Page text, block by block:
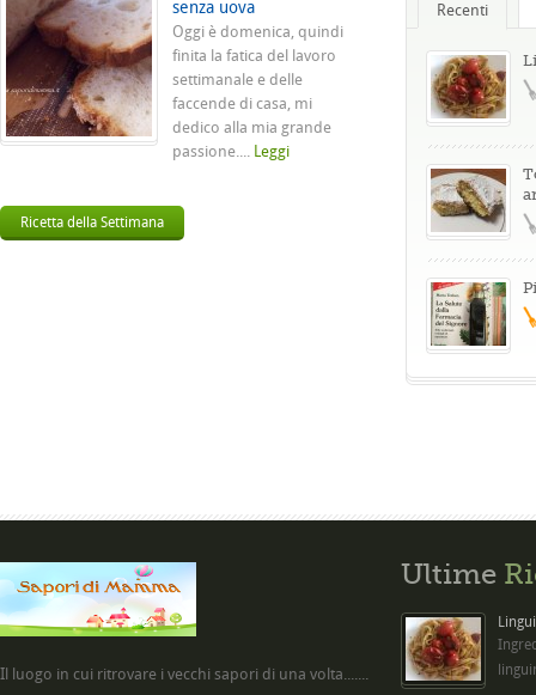
senza uova
Oggi è domenica, quindi
finita la fatica del lavoro
settimanale e delle
faccende di casa, mi
dedico alla mia grande
passione.... Leggi
Ricetta della Settimana
Recenti
Il luogo in cui ritrovare i vecchi sapori di una volta.......
Ultime